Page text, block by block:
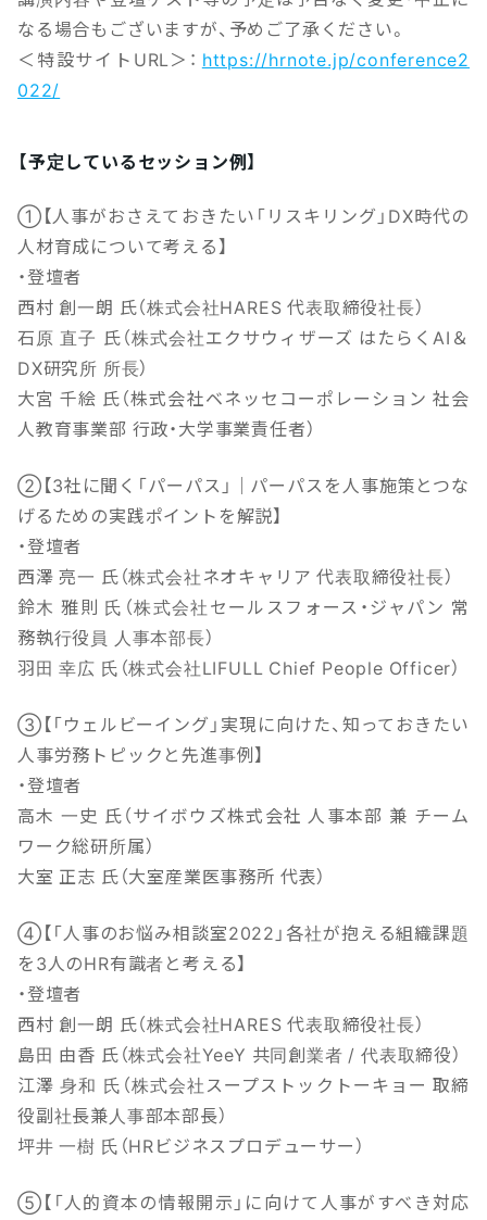
なる場合もございますが、予めご了承ください。
＜特設サイトURL＞： https://hrnote.jp/conference2
022/
【予定しているセッション例】
①【人事がおさえておきたい「リスキリング」DX時代の
人材育成について考える】
・登壇者
西村 創一朗 氏（株式会社HARES 代表取締役社長）
石原 直子 氏（株式会社エクサウィザーズ はたらくAI＆
DX研究所 所長）
大宮 千絵 氏（株式会社ベネッセコーポレーション 社会
人教育事業部 行政・大学事業責任者）
②【3社に聞く「パーパス」｜パーパスを人事施策とつな
げるための実践ポイントを解説】
・登壇者
西澤 亮一 氏（株式会社ネオキャリア 代表取締役社長）
鈴木 雅則 氏（株式会社セールスフォース・ジャパン 常
務執行役員 人事本部長）
羽田 幸広 氏（株式会社LIFULL Chief People Officer）
③【「ウェルビーイング」実現に向けた、知っておきたい
人事労務トピックと先進事例】
・登壇者
高木 一史 氏（サイボウズ株式会社 人事本部 兼 チーム
ワーク総研所属）
大室 正志 氏（大室産業医事務所 代表）
④【「人事のお悩み相談室2022」各社が抱える組織課題
を3人のHR有識者と考える】
・登壇者
西村 創一朗 氏（株式会社HARES 代表取締役社長）
島田 由香 氏（株式会社YeeY 共同創業者 / 代表取締役）
江澤 身和 氏（株式会社スープストックトーキョー 取締
役副社長兼人事部本部長）
坪井 一樹 氏（HRビジネスプロデューサー）
⑤【「人的資本の情報開示」に向けて人事がすべき対応